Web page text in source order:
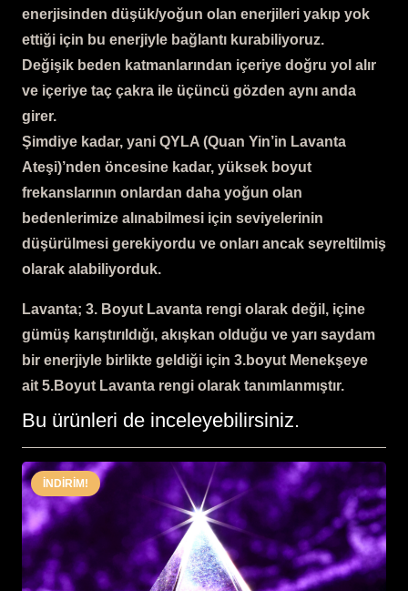
enerjisinden düşük/yoğun olan enerjileri yakıp yok
ettiği için bu enerjiyle bağlantı kurabiliyoruz.
Değişik beden katmanlarından içeriye doğru yol alır
ve içeriye taç çakra ile üçüncü gözden aynı anda
girer.
Şimdiye kadar, yani QYLA (Quan Yin’in Lavanta
Ateşi)’nden öncesine kadar, yüksek boyut
frekanslarının onlardan daha yoğun olan
bedenlerimize alınabilmesi için seviyelerinin
düşürülmesi gerekiyordu ve onları ancak seyreltilmiş
olarak alabiliyorduk.
Lavanta; 3. Boyut Lavanta rengi olarak değil, içine
gümüş karıştırıldığı, akışkan olduğu ve yarı saydam
bir enerjiyle birlikte geldiği için 3.boyut Menekşeye
ait 5.Boyut Lavanta rengi olarak tanımlanmıştır.
Bu ürünleri de inceleyebilirsiniz.
İNDIRIM!